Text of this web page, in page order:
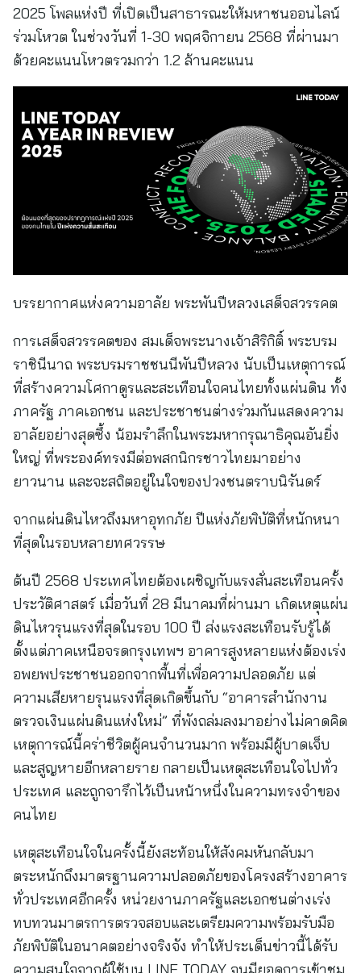
2025 โพลแห่งปี ที่เปิดเป็นสาธารณะให้มหาชนออนไลน์
ร่วมโหวต ในช่วงวันที่ 1-30 พฤศจิกายน 2568 ที่ผ่านมา
ด้วยคะแนนโหวตรวมกว่า 1.2 ล้านคะแนน
บรรยากาศแห่งความอาลัย พระพันปีหลวงเสด็จสวรรคต
การเสด็จสวรรคตของ สมเด็จพระนางเจ้าสิริกิติ์ พระบรม
ราชินีนาถ พระบรมราชชนนีพันปีหลวง นับเป็นเหตุการณ์
ที่สร้างความโศกาดูรและสะเทือนใจคนไทยทั้งแผ่นดิน ทั้ง
ภาครัฐ ภาคเอกชน และประชาชนต่างร่วมกันแสดงความ
อาลัยอย่างสุดซึ้ง น้อมรำลึกในพระมหากรุณาธิคุณอันยิ่ง
ใหญ่ ที่พระองค์ทรงมีต่อพสกนิกรชาวไทยมาอย่าง
ยาวนาน และจะสถิตอยู่ในใจของปวงชนตราบนิรันดร์
จากแผ่นดินไหวถึงมหาอุทกภัย ปีแห่งภัยพิบัติที่หนักหนา
ที่สุดในรอบหลายทศวรรษ
ต้นปี 2568 ประเทศไทยต้องเผชิญกับแรงสั่นสะเทือนครั้ง
ประวัติศาสตร์ เมื่อวันที่ 28 มีนาคมที่ผ่านมา เกิดเหตุแผ่น
ดินไหวรุนแรงที่สุดในรอบ 100 ปี ส่งแรงสะเทือนรับรู้ได้
ตั้งแต่ภาคเหนือจรดกรุงเทพฯ อาคารสูงหลายแห่งต้องเร่ง
อพยพประชาชนออกจากพื้นที่เพื่อความปลอดภัย แต่
ความเสียหายรุนแรงที่สุดเกิดขึ้นกับ “อาคารสำนักงาน
ตรวจเงินแผ่นดินแห่งใหม่” ที่พังถล่มลงมาอย่างไม่คาดคิด
เหตุการณ์นี้คร่าชีวิตผู้คนจำนวนมาก พร้อมมีผู้บาดเจ็บ
และสูญหายอีกหลายราย กลายเป็นเหตุสะเทือนใจไปทั่ว
ประเทศ และถูกจารึกไว้เป็นหน้าหนึ่งในความทรงจำของ
คนไทย
เหตุสะเทือนใจในครั้งนี้ยังสะท้อนให้สังคมหันกลับมา
ตระหนักถึงมาตรฐานความปลอดภัยของโครงสร้างอาคาร
ทั่วประเทศอีกครั้ง หน่วยงานภาครัฐและเอกชนต่างเร่ง
ทบทวนมาตรการตรวจสอบและเตรียมความพร้อมรับมือ
ภัยพิบัติในอนาคตอย่างจริงจัง ทำให้ประเด็นข่าวนี้ได้รับ